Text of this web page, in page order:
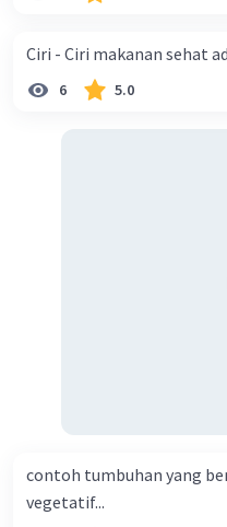
Ciri - Ciri makanan sehat
6 5.0
contoh tumbuhan yang
vegetatif...